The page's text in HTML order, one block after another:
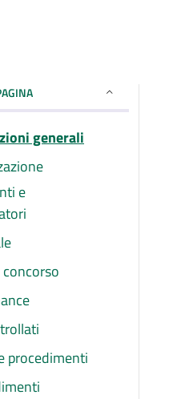
generali
e
procedimenti